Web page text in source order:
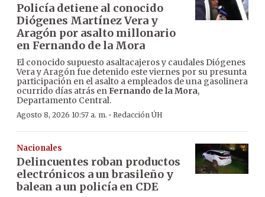
Policía detiene al conocido
Diógenes Martínez Vera y
Aragón por asalto millonario
en Fernando de la Mora
El conocido supuesto asaltacajeros y caudales Diógenes
Vera y Aragón fue detenido este viernes por su presunta
participación en el asalto a empleados de una gasolinera
ocurrido días atrás enFernando de la Mora,
Departamento Central.
Agosto 8, 2026 10:57 a. m. · Redacción ÚH
Nacionales
Delincuentes roban productos
electrónicos a un brasileño y
balean a un policía en CDE